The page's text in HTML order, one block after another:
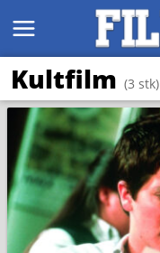
MENY
Kultfilm (3 stk)